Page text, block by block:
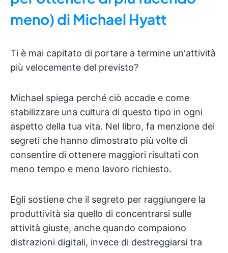
meno) di Michael Hyatt
Ti è mai capitato di portare a termine un'attività
più velocemente del previsto?
Michael spiega perché ciò accade e come
stabilizzare una cultura di questo tipo in ogni
aspetto della tua vita. Nel libro, fa menzione dei
segreti che hanno dimostrato più volte di
consentire di ottenere maggiori risultati con
meno tempo e meno lavoro richiesto.
Egli sostiene che il segreto per raggiungere la
produttività sia quello di concentrarsi sulle
attività giuste, anche quando compaiono
distrazioni digitali, invece di destreggiarsi tra